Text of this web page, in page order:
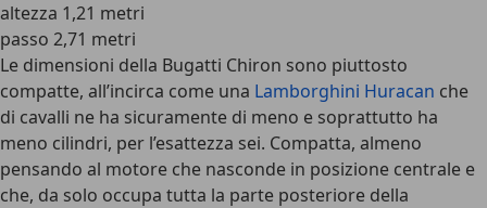
altezza 1,21 metri
passo 2,71 metri
Le dimensioni della Bugatti Chiron sono piuttosto
compatte, all’incirca come una Lamborghini Huracan che
di cavalli ne ha sicuramente di meno e soprattutto ha
meno cilindri, per l’esattezza sei. Compatta, almeno
pensando al motore che nasconde in posizione centrale e
che, da solo occupa tutta la parte posteriore della